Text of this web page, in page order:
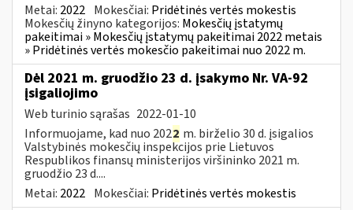
Metai: 2022 Mokesčiai: Pridėtinės vertės mokestis
Mokesčių žinyno kategorijos: Mokesčių įstatymų
pakeitimai » Mokesčių įstatymų pakeitimai 2022 metais
» Pridėtinės vertės mokesčio pakeitimai nuo 2022 m.
Dėl 2021 m. gruodžio 23 d. įsakymo Nr. VA-92
įsigaliojimo
Web turinio sąrašas 2022-01-10
Informuojame, kad nuo 2022 m. birželio 30 d. įsigalios
Valstybinės mokesčių inspekcijos prie Lietuvos
Respublikos finansų ministerijos viršininko 2021 m.
gruodžio 23 d....
Metai: 2022 Mokesčiai: Pridėtinės vertės mokestis